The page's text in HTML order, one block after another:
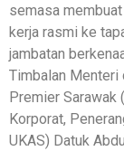
semasa
kerja rasmi ke
jambatan
Timbalan Menteri
Premier Sarawak
Korporat,
UKAS) Datuk